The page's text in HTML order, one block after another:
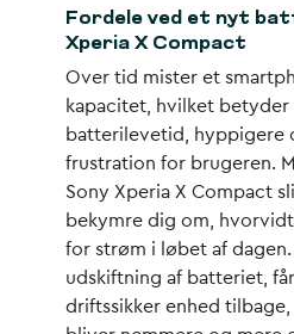
Fordele ved et nyt
Xperia X Compact
Over tid mister et
kapacitet, hvilket
batterilevetid, hyppigere
frustration for brugeren.
Sony Xperia X Compact
bekymre dig om,
for strøm i løbet af
udskiftning af batteriet,
driftssikker enhed tilbage,